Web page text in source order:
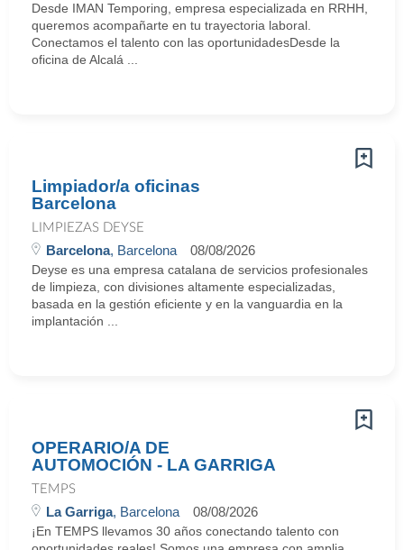
Desde IMAN Temporing, empresa especializada en RRHH,
queremos acompañarte en tu trayectoria laboral.
Conectamos el talento con las oportunidadesDesde la
oficina de Alcalá ...
Limpiador/a oficinas
Barcelona
LIMPIEZAS DEYSE
Barcelona, Barcelona 08/08/2026
Deyse es una empresa catalana de servicios profesionales
de limpieza, con divisiones altamente especializadas,
basada en la gestión eficiente y en la vanguardia en la
implantación ...
OPERARIO/A DE
AUTOMOCIÓN - LA GARRIGA
TEMPS
La Garriga, Barcelona 08/08/2026
¡En TEMPS llevamos 30 años conectando talento con